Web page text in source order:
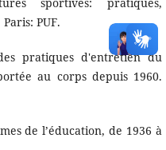
sportives: pratiques,
PUF.
pratiques d'entretien du
au corps depuis 1960.
de l’éducation, de 1936 à